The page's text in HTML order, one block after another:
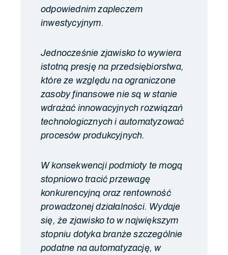
odpowiednim zapleczem
inwestycyjnym.
Jednocześnie zjawisko to wywiera
istotną presję na przedsiębiorstwa,
które ze względu na ograniczone
zasoby finansowe nie są w stanie
wdrażać innowacyjnych rozwiązań
technologicznych i automatyzować
procesów produkcyjnych.
W konsekwencji podmioty te mogą
stopniowo tracić przewagę
konkurencyjną oraz rentowność
prowadzonej działalności. Wydaje
się, że zjawisko to w największym
stopniu dotyka branże szczególnie
podatne na automatyzację, w